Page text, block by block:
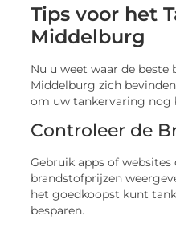
Tips voor het
Middelburg
Nu u weet waar de beste
Middelburg zich
om uw tankervaring nog
Controleer de
Gebruik apps of websites
brandstofprijzen
het goedkoopst kunt
besparen.